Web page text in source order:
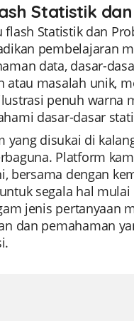
Statistik
Statistik dan
pembelajaran
data, dasar-
atau masalah unik,
penuh warna
dasar-dasar
yang disukai di
Platform
bersama dengan
segala hal
jenis pertanyaan
dan pemahaman